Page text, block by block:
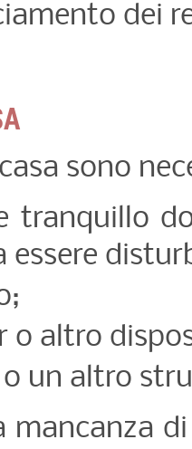
dei
sono
tranquillo
essere
o altro
un altro
mancanza